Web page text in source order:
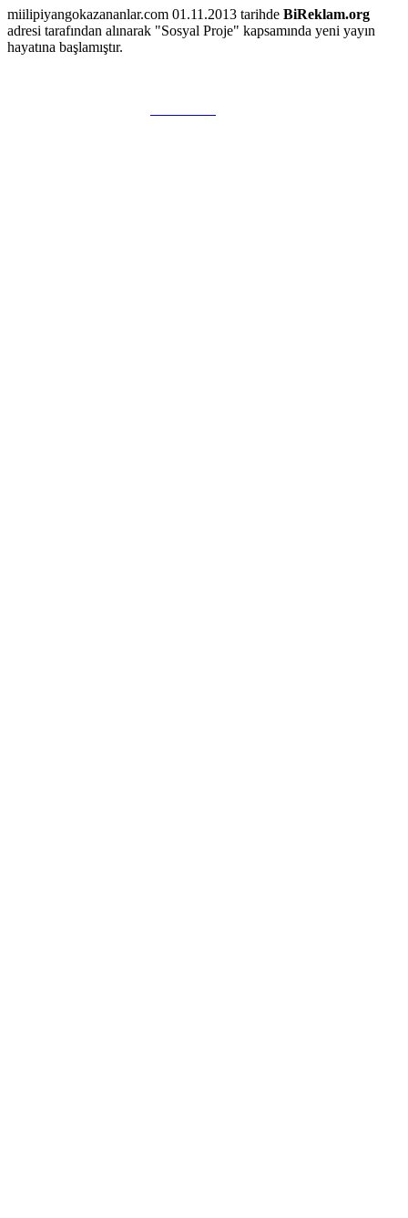
miilipiyangokazananlar.com 01.11.2013 tarihde BiReklam.org
adresi tarafından alınarak "Sosyal Proje" kapsamında yeni yayın
hayatına başlamıştır.